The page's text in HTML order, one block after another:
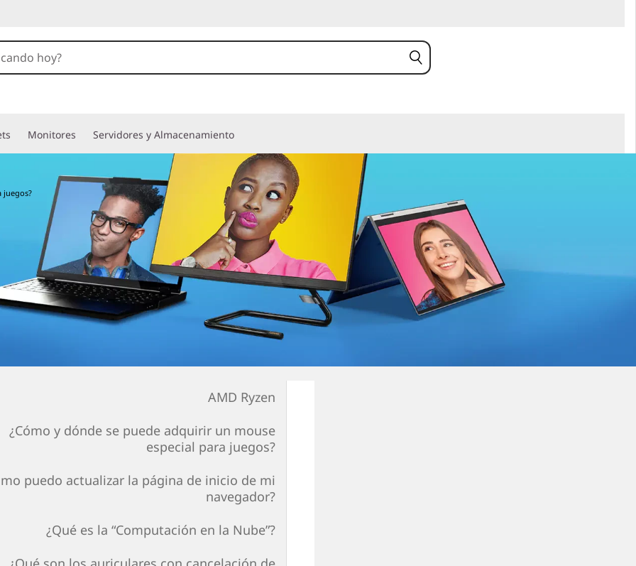
Monitores Servidores y Almacenamiento
juegos?
AMD Ryzen
¿Cómo y dónde se puede adquirir un mouse
especial para juegos?
puedo actualizar la página de inicio de mi
navegador?
¿Qué es la “Computación en la Nube”?